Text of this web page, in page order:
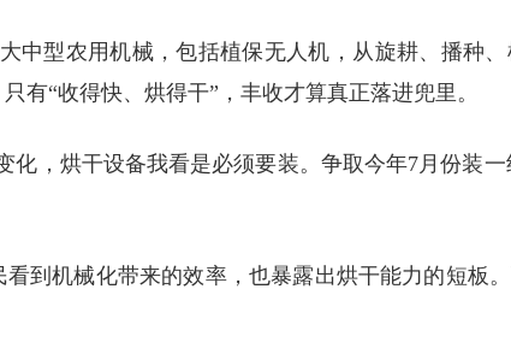
中型农用机械，包括植保无人机，从旋耕、播种
有“收得快、烘得干”，丰收才算真正落进兜里。
化，烘干设备我看是必须要装。争取今年7月份装
到机械化带来的效率，也暴露出烘干能力的短板